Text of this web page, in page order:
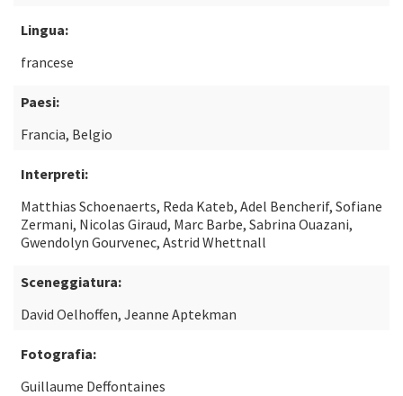
Lingua:
francese
Paesi:
Francia, Belgio
Interpreti:
Matthias Schoenaerts, Reda Kateb, Adel Bencherif, Sofiane
Zermani, Nicolas Giraud, Marc Barbe, Sabrina Ouazani,
Gwendolyn Gourvenec, Astrid Whettnall
Sceneggiatura:
David Oelhoffen, Jeanne Aptekman
Fotografia:
Guillaume Deffontaines